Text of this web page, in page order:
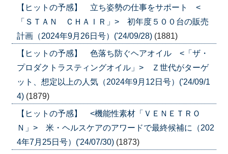
【ヒットの予感】 立ち姿勢の仕事をサポート <
「ＳＴＡＮ ＣＨＡＩＲ」> 初年度５００台の販売
計画（2024年9月26日号）('24/09/28) (1881)
【ヒットの予感】 色落ち防ぐヘアオイル <「ザ・
プロダクトラスティングオイル」> Ｚ世代がターゲ
ット、想定以上の人気（2024年9月12日号）('24/09/1
4) (1879)
【ヒットの予感】 <機能性素材「ＶＥＮＥＴＲＯ
Ｎ」> 米・ヘルスケアのアワードで最終候補に（202
4年7月25日号）('24/07/30) (1873)